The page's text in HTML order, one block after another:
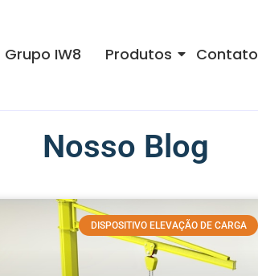
Grupo IW8 Produtos Contato
Nosso Blog
DISPOSITIVO ELEVAÇÃO DE CARGA